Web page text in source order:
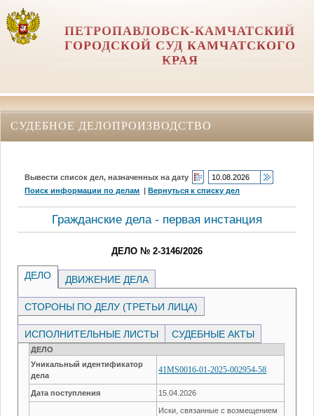
ПЕТРОПАВЛОВСК-КАМЧАТСКИЙ
ГОРОДСКОЙ СУД КАМЧАТСКОГО
КРАЯ
СУДЕБНОЕ ДЕЛОПРОИЗВОДСТВО
Вывести список дел, назначенных на дату
Поиск информации по делам |Вернуться к списку дел
Гражданские дела - первая инстанция
ДЕЛО № 2-3146/2026
ДЕЛО ДВИЖЕНИЕ ДЕЛА
СТОРОНЫ ПО ДЕЛУ (ТРЕТЬИ ЛИЦА)
ИСПОЛНИТЕЛЬНЫЕ ЛИСТЫ СУДЕБНЫЕ АКТЫ
ДЕЛО
Уникальный идентификатор
дела
41MS0016-01-2025-002954-58
Дата поступления 15.04.2026
Иски, связанные с возмещением